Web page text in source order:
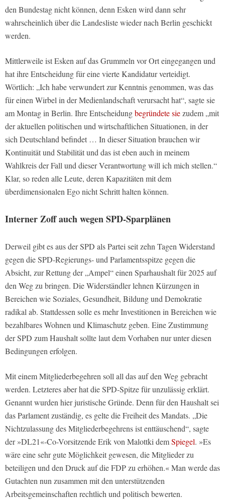
den Bundestag nicht können, denn Esken wird dann sehr
wahrscheinlich über die Landesliste wieder nach Berlin geschickt
werden.
Mittlerweile ist Esken auf das Grummeln vor Ort eingegangen und
hat ihre Entscheidung für eine vierte Kandidatur verteidigt.
Wörtlich: „Ich habe verwundert zur Kenntnis genommen, was das
für einen Wirbel in der Medienlandschaft verursacht hat“, sagte sie
am Montag in Berlin. Ihre Entscheidungbegründete siezudem „mit
der aktuellen politischen und wirtschaftlichen Situationen, in der
sich Deutschland befindet … In dieser Situation brauchen wir
Kontinuität und Stabilität und das ist eben auch in meinem
Wahlkreis der Fall und dieser Verantwortung will ich mich stellen.“
Klar, so reden alle Leute, deren Kapazitäten mit dem
überdimensionalen Ego nicht Schritt halten können.
Interner Zoff auch wegen SPD-Sparplänen
Derweil gibt es aus der SPD als Partei seit zehn Tagen Widerstand
gegen die SPD-Regierungs- und Parlamentsspitze gegen die
Absicht, zur Rettung der „Ampel“ einen Sparhaushalt für 2025 auf
den Weg zu bringen. Die Widerständler lehnen Kürzungen in
Bereichen wie Soziales, Gesundheit, Bildung und Demokratie
radikal ab. Stattdessen solle es mehr Investitionen in Bereichen wie
bezahlbares Wohnen und Klimaschutz geben. Eine Zustimmung
der SPD zum Haushalt sollte laut dem Vorhaben nur unter diesen
Bedingungen erfolgen.
Mit einem Mitgliederbegehren soll all das auf den Weg gebracht
werden. Letzteres aber hat die SPD-Spitze für unzulässig erklärt.
Genannt wurden hier juristische Gründe. Denn für den Haushalt sei
das Parlament zuständig, es gelte die Freiheit des Mandats. „Die
Nichtzulassung des Mitgliederbegehrens ist enttäuschend“, sagte
der »DL21«-Co-Vorsitzende Erik von Malottki demSpiegel. »Es
wäre eine sehr gute Möglichkeit gewesen, die Mitglieder zu
beteiligen und den Druck auf die FDP zu erhöhen.« Man werde das
Gutachten nun zusammen mit den unterstützenden
Arbeitsgemeinschaften rechtlich und politisch bewerten.